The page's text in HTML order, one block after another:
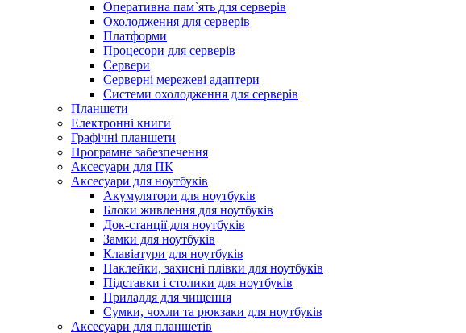
Оперативна пам`ять для серверів
Охолодження для серверів
Платформи
Процесори для серверів
Сервери
Серверні мережеві адаптери
Системи охолодження для серверів
Планшети
Електронні книги
Графічні планшети
Програмне забезпечення
Аксесуари для ПК
Аксесуари для ноутбуків
Акумулятори для ноутбуків
Блоки живлення для ноутбуків
Док-станції для ноутбуків
Замки для ноутбуків
Клавіатури для ноутбуків
Наклейки, захисні плівки для ноутбуків
Підставки і столики для ноутбуків
Приладдя для чищення
Сумки, чохли та рюкзаки для ноутбуків
Аксесуари для планшетів